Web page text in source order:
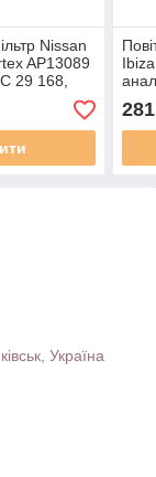
Nissan
AP13089
29 168,
281
Україна